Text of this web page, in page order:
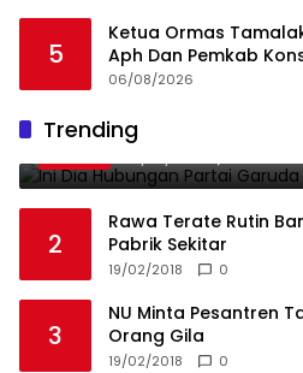
5
Ketua Ormas
Aph Dan Pemkab
Angkut Cangkang
06/08/2026
Trending
1
Gerindra
19/02/2018 0
2
Rawa Terate Rutin
Pabrik Sekitar
19/02/2018 0
3
NU Minta Pesantren
Orang Gila
19/02/2018 0